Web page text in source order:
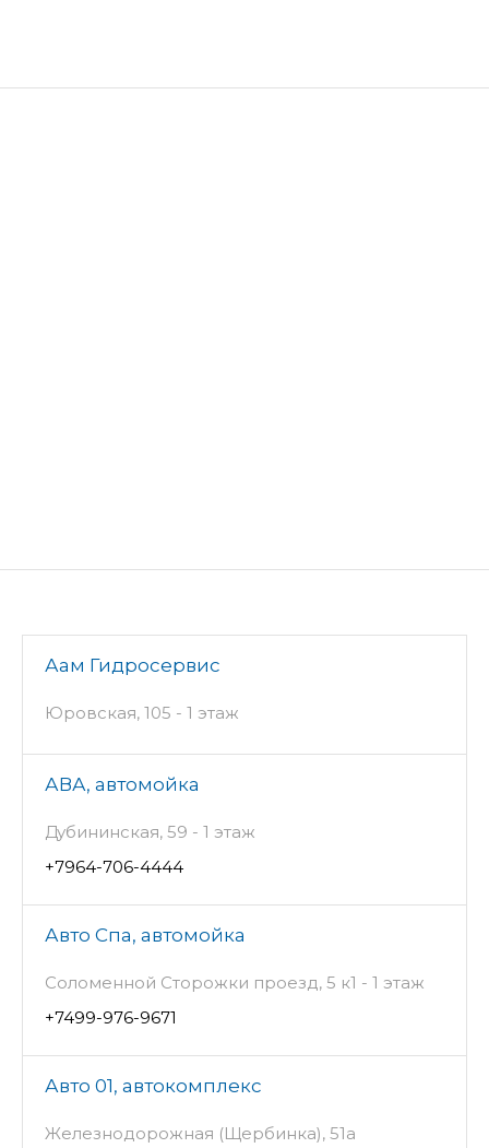
Аам Гидросервис
Юровская, 105 - 1 этаж
АВА, автомойка
Дубининская, 59 - 1 этаж
+7964-706-4444
Авто Спа, автомойка
Соломенной Сторожки проезд, 5 к1 - 1 этаж
+7499-976-9671
Авто 01, автокомплекс
Железнодорожная (Щербинка), 51а